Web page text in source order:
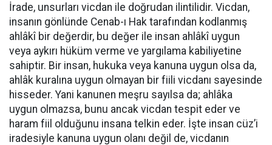
İrade, unsurları vicdan ile doğrudan ilintilidir. Vicdan,
insanın gönlünde Cenab-ı Hak tarafından kodlanmış
ahlâkî bir değerdir, bu değer ile insan ahlâkî uygun
veya aykırı hüküm verme ve yargılama kabiliyetine
sahiptir. Bir insan, hukuka veya kanuna uygun olsa da,
ahlâk kuralına uygun olmayan bir fiili vicdanı sayesinde
hisseder. Yani kanunen meşru sayılsa da; ahlâka
uygun olmazsa, bunu ancak vicdan tespit eder ve
haram fiil olduğunu insana telkin eder. İşte insan cüz’i
iradesiyle kanuna uygun olanı değil de, vicdanın